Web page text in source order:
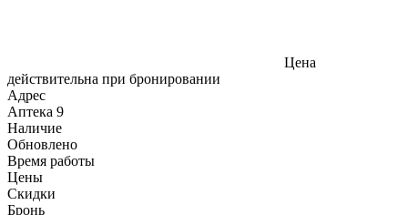
Цена
действительна при бронировании
Адрес
Аптека 9
Наличие
Обновлено
Время работы
Цены
Скидки
Бронь